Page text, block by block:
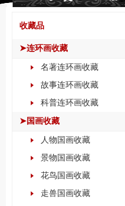
收藏品
➤连环画收藏
名著连环画收藏
故事连环画收藏
科普连环画收藏
➤国画收藏
人物国画收藏
景物国画收藏
花鸟国画收藏
走兽国画收藏